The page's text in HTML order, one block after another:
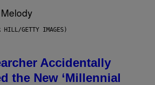
HILL/GETTY IMAGES)
Accidentally
the New ‘Millennial